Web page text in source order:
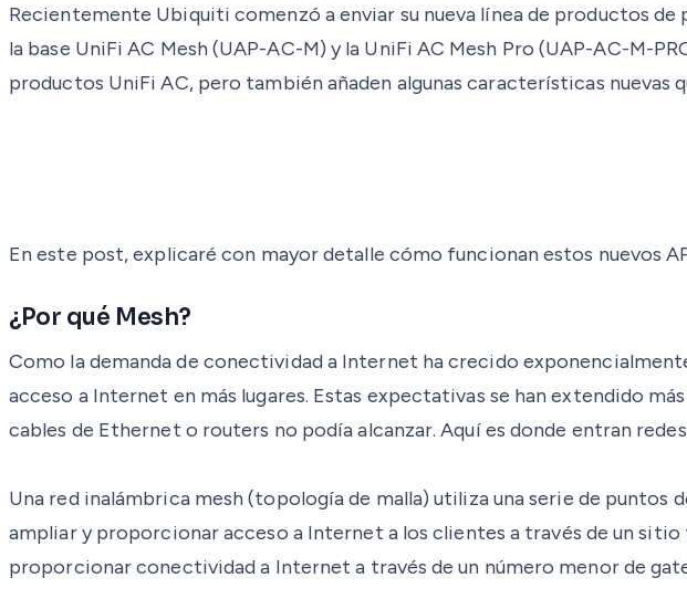
Recientemente Ubiquiti comenzó a enviar su nueva línea de productos de
la base UniFi AC Mesh (UAP-AC-M) y la UniFi AC Mesh Pro (UAP-AC-
productos UniFi AC, pero también añaden algunas características nuevas
En este post, explicaré con mayor detalle cómo funcionan estos nuevos
¿Por qué Mesh?
Como la demanda de conectividad a Internet ha crecido
acceso a Internet en más lugares. Estas expectativas se han extendido
cables de Ethernet o routers no podía alcanzar. Aquí es donde entran
Una red inalámbrica mesh (topología de malla) utiliza una serie de
ampliar y proporcionar acceso a Internet a los clientes a través de un
proporcionar conectividad a Internet a través de un número menor de